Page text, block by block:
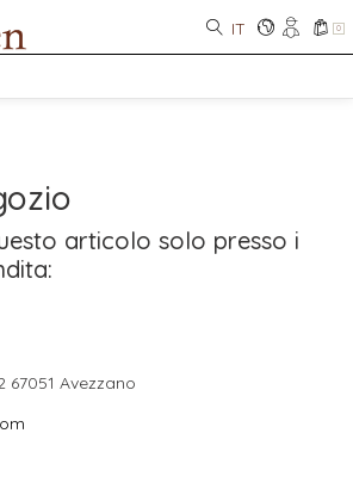
IT 0
articolo solo presso i
67051 Avezzano